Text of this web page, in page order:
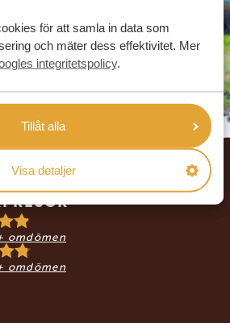
för att samla in data som
och mäter dess effektivitet. Mer
integritetspolicy.
Tillåt alla
Visa detaljer
RESOR
omdömen
omdömen